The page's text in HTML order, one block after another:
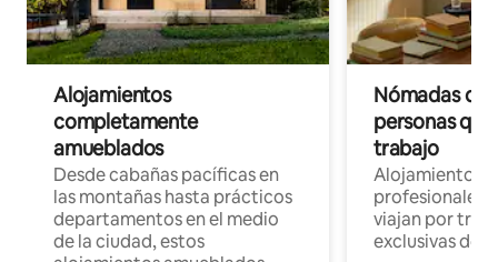
Alojamientos
completamente
amueblados
Desde cabañas pacíficas en
las montañas hasta prácticos
departamentos en el medio
de la ciudad, estos
Nómadas
personas
trabajo
Alojamientos
profesionales
viajan por
exclusivas de